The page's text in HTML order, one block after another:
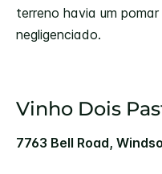
terreno havia um
negligenciado.
Vinho Dois
7763 Bell Road,